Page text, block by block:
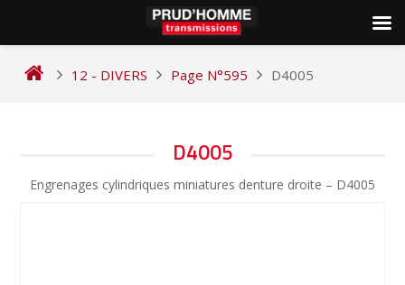
12 - DIVERS Page N°595 D4005
D4005
Engrenages cylindriques miniatures denture droite – D4005
DE